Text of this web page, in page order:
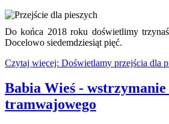
Do końca 2018 roku doświetlimy
Docelowo siedemdziesiąt pięć.
Czytaj więcej: Doświetlamy przejścia dla
Babia Wieś -
tramwajowego